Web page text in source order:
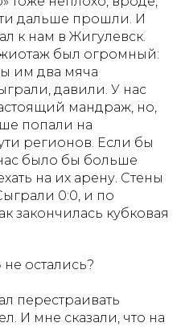
дальше прошли. И
к нам в Жигулевск.
был огромный:
им два мяча
давили. У нас
мандраж, но,
попали на
регионов. Если бы
было бы больше
на их арену. Стены
0:0, и по
закончилась кубковая
остались?
перестраивать
И мне сказали, что на